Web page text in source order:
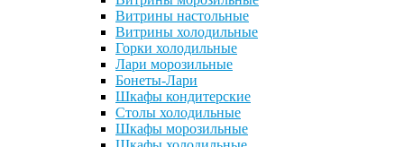
Витрины настольные
Витрины холодильные
Горки холодильные
Лари морозильные
Бонеты-Лари
Шкафы кондитерские
Столы холодильные
Шкафы морозильные